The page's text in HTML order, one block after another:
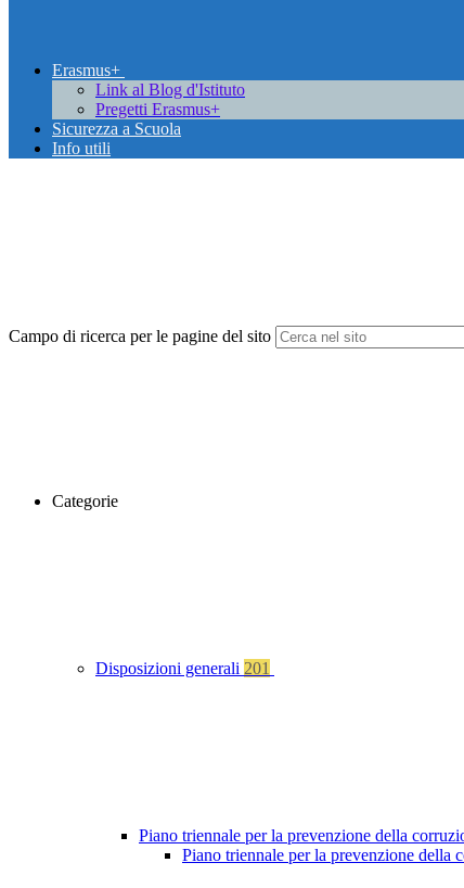
Erasmus+
Link al Blog d'Istituto
Pregetti Erasmus+
Sicurezza a Scuola
Info utili
Campo di ricerca per le pagine del sito
Categorie
Disposizioni generali 201
Piano triennale per la prevenzione della
Piano triennale per la prevenzione della